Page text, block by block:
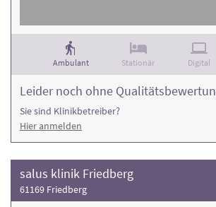
Ambulant Stationär Digital
Leider noch ohne
Sie sind Klinikbetreiber?
Hier anmelden
salus klinik Friedberg
61169 Friedberg